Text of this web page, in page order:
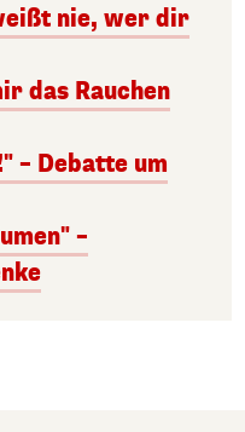
nie, wer dir
das Rauchen
– Debatte um
–